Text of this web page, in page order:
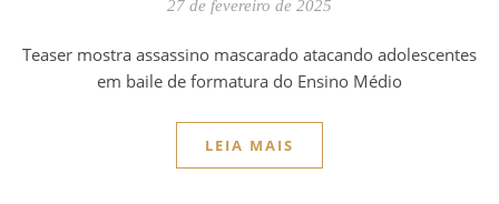
27 de fevereiro de 2025
Teaser mostra assassino mascarado atacando adolescentes
em baile de formatura do Ensino Médio
LEIA MAIS